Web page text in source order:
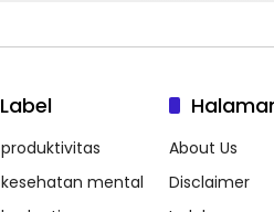
Label
produktivitas
kesehatan mental
About Us
Disclaimer